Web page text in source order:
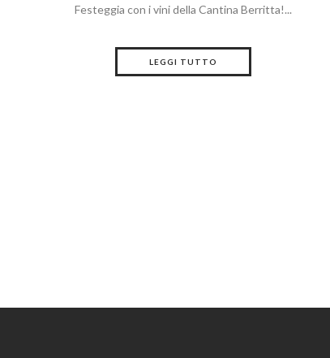
Festeggia con i vini della Cantina Berritta!...
LEGGI TUTTO